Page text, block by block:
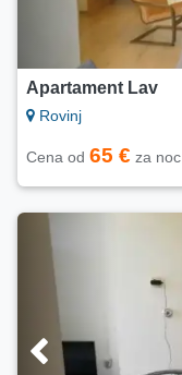
Apartament Lav
Rovinj
Cena od 65 € za noc